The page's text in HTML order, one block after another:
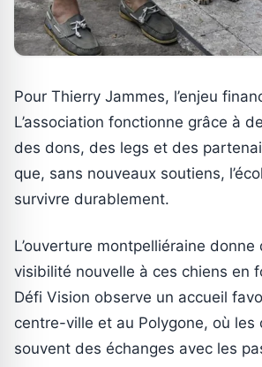
Pour Thierry Jammes, l’enjeu
L’association fonctionne grâce à
des dons, des legs et des
que, sans nouveaux soutiens,
survivre durablement.
L’ouverture montpelliéraine donne
visibilité nouvelle à ces chiens en
Défi Vision observe un accueil
centre-ville et au Polygone, où les
souvent des échanges avec les